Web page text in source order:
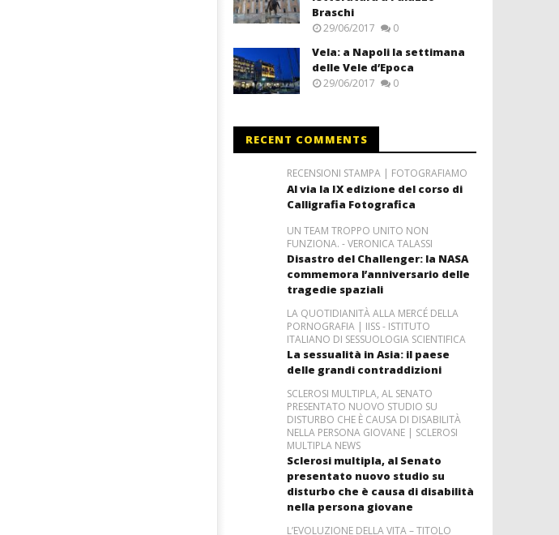
Braschi
29/06/2017 0
Vela: a Napoli la settimana
delle Vele d’Epoca
29/06/2017 0
RECENT COMMENTS
RECENSIONI STAMPA | FOTOGRAFIAMO
Al via la IX edizione del corso di
Calligrafia Fotografica
UN TEAM TROPPO UNITO NON
FUNZIONA. - VERONICA TALASSI
Disastro del Challenger: la NASA
commemora l’anniversario delle
tragedie spaziali
LA QUOTIDIANITÀ ALLA MERCÉ DELLA
PORNOGRAFIA | IISS - ISTITUTO
ITALIANO DI SESSUOLOGIA SCIENTIFICA
La sessualità in Asia: il paese
delle grandi contraddizioni
SCLEROSI MULTIPLA, AL SENATO
PRESENTATO NUOVO STUDIO SU
DISTURBO CHE È CAUSA DI DISABILITÀ
NELLA PERSONA GIOVANE | SCLEROSI
MULTIPLA NEWS
Sclerosi multipla, al Senato
presentato nuovo studio su
disturbo che è causa di disabilità
nella persona giovane
L’EVOLUZIONE DELLA VITA – TITOLO